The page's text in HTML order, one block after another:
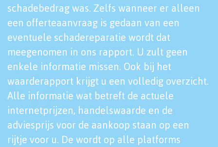
schadebedrag was. Zelfs wanneer er alleen
een offerteaanvraag is gedaan van een
eventuele schadereparatie wordt dat
meegenomen in ons rapport. U zult geen
enkele informatie missen. Ook bij het
waarderapport krijgt u een volledig overzicht.
Alle informatie wat betreft de actuele
internetprijzen, handelswaarde en de
adviesprijs voor de aankoop staan op een
rijtje voor u. De wordt op alle platforms